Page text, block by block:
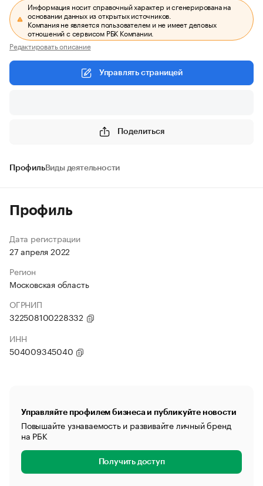
Информация носит справочный характер и сгенерирована на
основании данных из открытых источников.
Компания не является пользователем и не имеет деловых
отношений с сервисом РБК Компании.
Редактировать описание
Управлять страницей
Поделиться
ПрофильВиды деятельности
Профиль
Дата регистрации
27 апреля 2022
Регион
Московская область
ОГРНИП
322508100228332
ИНН
504009345040
Управляйте профилем бизнеса и публикуйте новости
Повышайте узнаваемость и развивайте личный бренд
на РБК
Получить доступ